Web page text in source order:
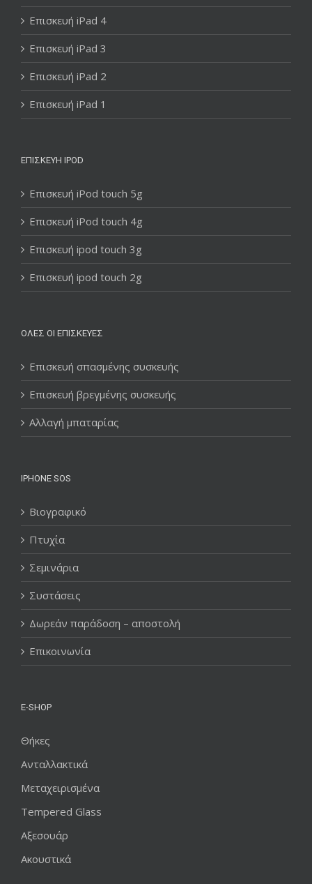
Επισκευή iPad 4
Επισκευή iPad 3
Επισκευή iPad 2
Επισκευή iPad 1
ΕΠΙΣΚΕΥΉ IPOD
Επισκευή iPod touch 5g
Επισκευή iPod touch 4g
Επισκευή ipod touch 3g
Επισκευή ipod touch 2g
ΌΛΕΣ ΟΙ ΕΠΙΣΚΕΥΈΣ
Επισκευή σπασμένης συσκευής
Επισκευή βρεγμένης συσκευής
Αλλαγή μπαταρίας
IPHONE SOS
Βιογραφικό
Πτυχία
Σεμινάρια
Συστάσεις
Δωρεάν παράδοση – αποστολή
Επικοινωνία
E-SHOP
Θήκες
Ανταλλακτικά
Μεταχειρισμένα
Tempered Glass
Αξεσουάρ
Ακουστικά